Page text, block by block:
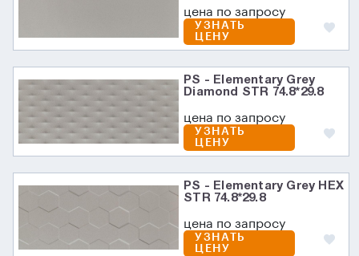
цена по запросу
УЗНАТЬ
ЦЕНУ
PS - Elementary Grey
Diamond STR 74.8*29.8
цена по запросу
УЗНАТЬ
ЦЕНУ
PS - Elementary Grey HEX
STR 74.8*29.8
цена по запросу
УЗНАТЬ
ЦЕНУ